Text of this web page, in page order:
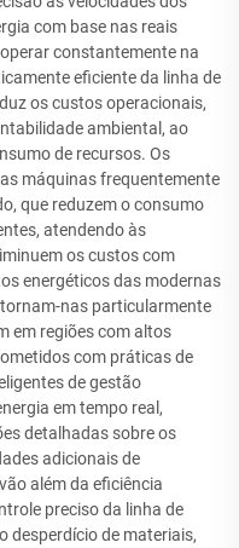
com base nas reais
constantemente na
eficiente da linha de
os custos operacionais,
ambiental, ao
de recursos. Os
máquinas frequentemente
que reduzem o consumo
atendendo às
os custos com
energéticos das modernas
nas particularmente
em regiões com altos
com práticas de
de gestão
em tempo real,
detalhadas sobre os
adicionais de
além da eficiência
preciso da linha de
desperdício de materiais,